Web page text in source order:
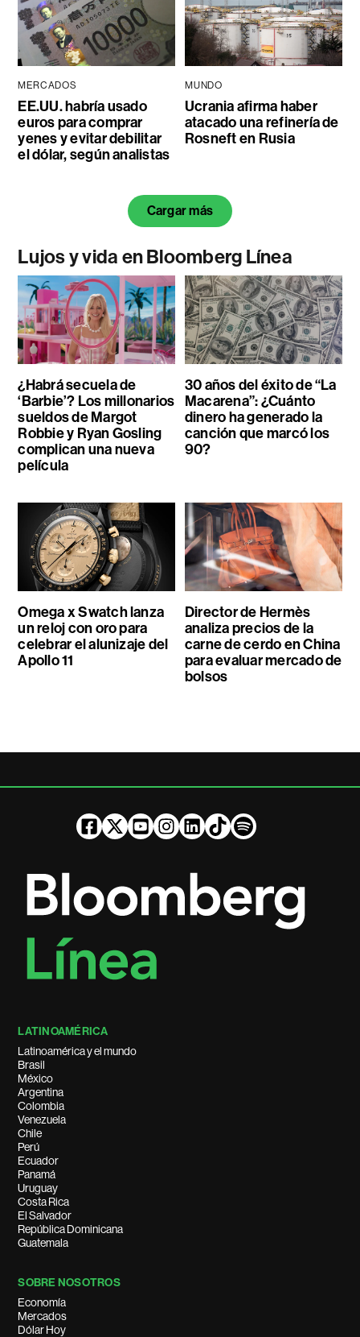
MERCADOS
EE.UU. habría usado
euros para comprar
yenes y evitar debilitar
el dólar, según analistas
MUNDO
Ucrania afirma haber
atacado una refinería de
Rosneft en Rusia
Cargar más
Lujos y vida en Bloomberg Línea
¿Habrá secuela de
‘Barbie’? Los millonarios
sueldos de Margot
Robbie y Ryan Gosling
complican una nueva
película
30 años del éxito de “La
Macarena”: ¿Cuánto
dinero ha generado la
canción que marcó los
90?
Omega x Swatch lanza
un reloj con oro para
celebrar el alunizaje del
Apollo 11
Director de Hermès
analiza precios de la
carne de cerdo en China
para evaluar mercado de
bolsos
LATINOAMÉRICA
Latinoamérica y el mundo
Brasil
México
Argentina
Colombia
Venezuela
Chile
Perú
Ecuador
Panamá
Uruguay
Costa Rica
El Salvador
República Dominicana
Guatemala
SOBRE NOSOTROS
Economía
Mercados
Dólar Hoy